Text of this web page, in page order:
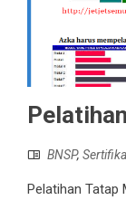
BNSP,
Pelatihan Tatap